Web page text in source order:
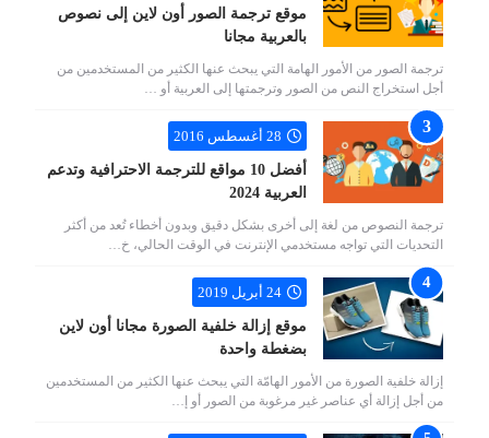
موقع ترجمة الصور أون لاين إلى نصوص
بالعربية مجانا
ترجمة الصور من الأمور الهامة التي يبحث عنها الكثير من المستخدمين من
أجل استخراج النص من الصور وترجمتها إلى العربية أو …
28 أغسطس 2016
أفضل 10 مواقع للترجمة الاحترافية وتدعم
العربية 2024
ترجمة النصوص من لغة إلى أخرى بشكل دقيق وبدون أخطاء تُعد من أكثر
التحديات التي تواجه مستخدمي الإنترنت في الوقت الحالي، خ…
24 أبريل 2019
موقع إزالة خلفية الصورة مجانا أون لاين
بضغطة واحدة
إزالة خلفية الصورة من الأمور الهامّة التي يبحث عنها الكثير من المستخدمين
من أجل إزالة أي عناصر غير مرغوبة من الصور أو إ…